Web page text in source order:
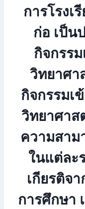
การโรงเ
ก่อ เป็น
กิจกรร
วิทยาศา
กิจกรรมเ
วิทยาศาส
ความสาม
ในแต่ละ
เกียรติจ
การศึกษา